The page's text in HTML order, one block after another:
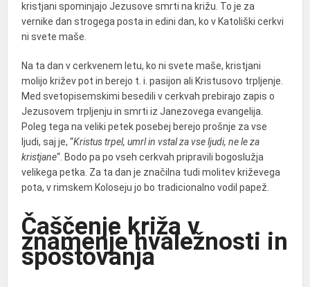
kristjani spominjajo Jezusove smrti na križu. To je za
vernike dan strogega posta in edini dan, ko v Katoliški cerkvi
ni svete maše.
Na ta dan v cerkvenem letu, ko ni svete maše, kristjani
molijo križev pot in berejo t. i. pasijon ali Kristusovo trpljenje.
Med svetopisemskimi besedili v cerkvah prebirajo zapis o
Jezusovem trpljenju in smrti iz Janezovega evangelija.
Poleg tega na veliki petek posebej berejo prošnje za vse
ljudi, saj je, “Kristus trpel, umrl in vstal za vse ljudi, ne le za
kristjane“. Bodo pa po vseh cerkvah pripravili bogoslužja
velikega petka. Za ta dan je značilna tudi molitev križevega
pota, v rimskem Koloseju jo bo tradicionalno vodil papež.
Čaščenje križa v
znamenje hvaležnosti in
spoštovanja